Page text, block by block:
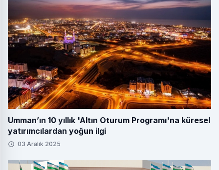
Umman’ın 10 yıllık 'Altın Oturum Programı'na küresel
yatırımcılardan yoğun ilgi
03 Aralık 2025